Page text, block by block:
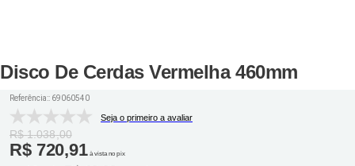
Disco De Cerdas Vermelha 460mm
Referência:: 69060540
Seja o primeiro a avaliar
R$ 1.038,00
R$ 720,91 à vista no pix